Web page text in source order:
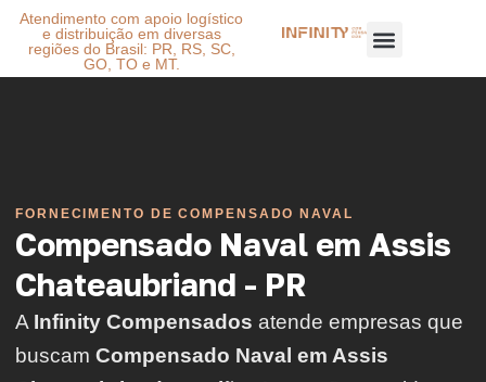
Atendimento com apoio logístico
e distribuição em diversas
regiões do Brasil: PR, RS, SC,
GO, TO e MT.
FORNECIMENTO DE COMPENSADO NAVAL
Compensado Naval em Assis
Chateaubriand - PR
A Infinity Compensados atende empresas que
buscam Compensado Naval em Assis